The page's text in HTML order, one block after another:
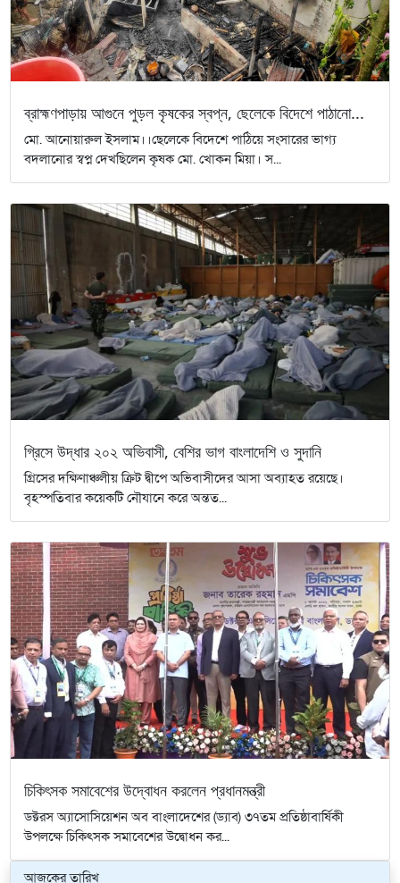
ব্রাহ্মণপাড়ায় আগুনে পুড়ল কৃষকের স্বপ্ন, ছেলেকে বিদেশে পাঠানো...
মো. আনোয়ারুল ইসলাম।।ছেলেকে বিদেশে পাঠিয়ে সংসারের ভাগ্য
বদলানোর স্বপ্ন দেখছিলেন কৃষক মো. খোকন মিয়া। স...
গ্রিসে উদ্ধার ২০২ অভিবাসী, বেশির ভাগ বাংলাদেশি ও সুদানি
গ্রিসের দক্ষিণাঞ্চলীয় ক্রিট দ্বীপে অভিবাসীদের আসা অব্যাহত রয়েছে।
বৃহস্পতিবার কয়েকটি নৌযানে করে অন্তত...
চিকিৎসক সমাবেশের উদ্বোধন করলেন প্রধানমন্ত্রী
ডক্টরস অ্যাসোসিয়েশন অব বাংলাদেশের (ড্যাব) ৩৭তম প্রতিষ্ঠাবার্ষিকী
উপলক্ষে চিকিৎসক সমাবেশের উদ্বোধন কর...
আজকের তারিখ